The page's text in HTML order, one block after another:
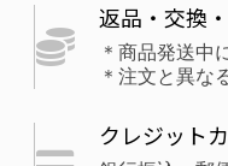
返品・交換
＊商品発送中
＊注文と異な
クレジット